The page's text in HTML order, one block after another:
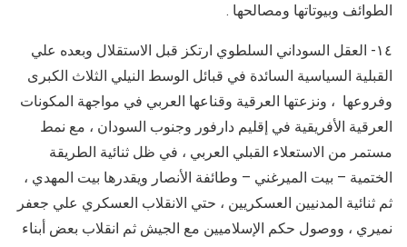
الطوائف وبيوتاتها ومصالحها .
١٤- العقل السوداني السلطوي ارتكز قبل الاستقلال وبعده علي
القبلية السياسية السائدة في قبائل الوسط النيلي الثلاث الكبرى
وفروعها ، ونزعتها العرقية وقناعها العربي في مواجهة المكونات
العرقية الأفريقية في إقليم دارفور وجنوب السودان ، مع نمط
مستمر من الاستعلاء القبلي العربي ، في ظل ثنائية الطريقة
الختمية – بيت الميرغني – وطائفة الأنصار ويقدرها بيت المهدي ،
ثم ثنائية المدنيين العسكريين ، حتي الانقلاب العسكري علي جعفر
نميري ، ووصول حكم الإسلاميين مع الجيش ثم انقلاب بعض أبناء